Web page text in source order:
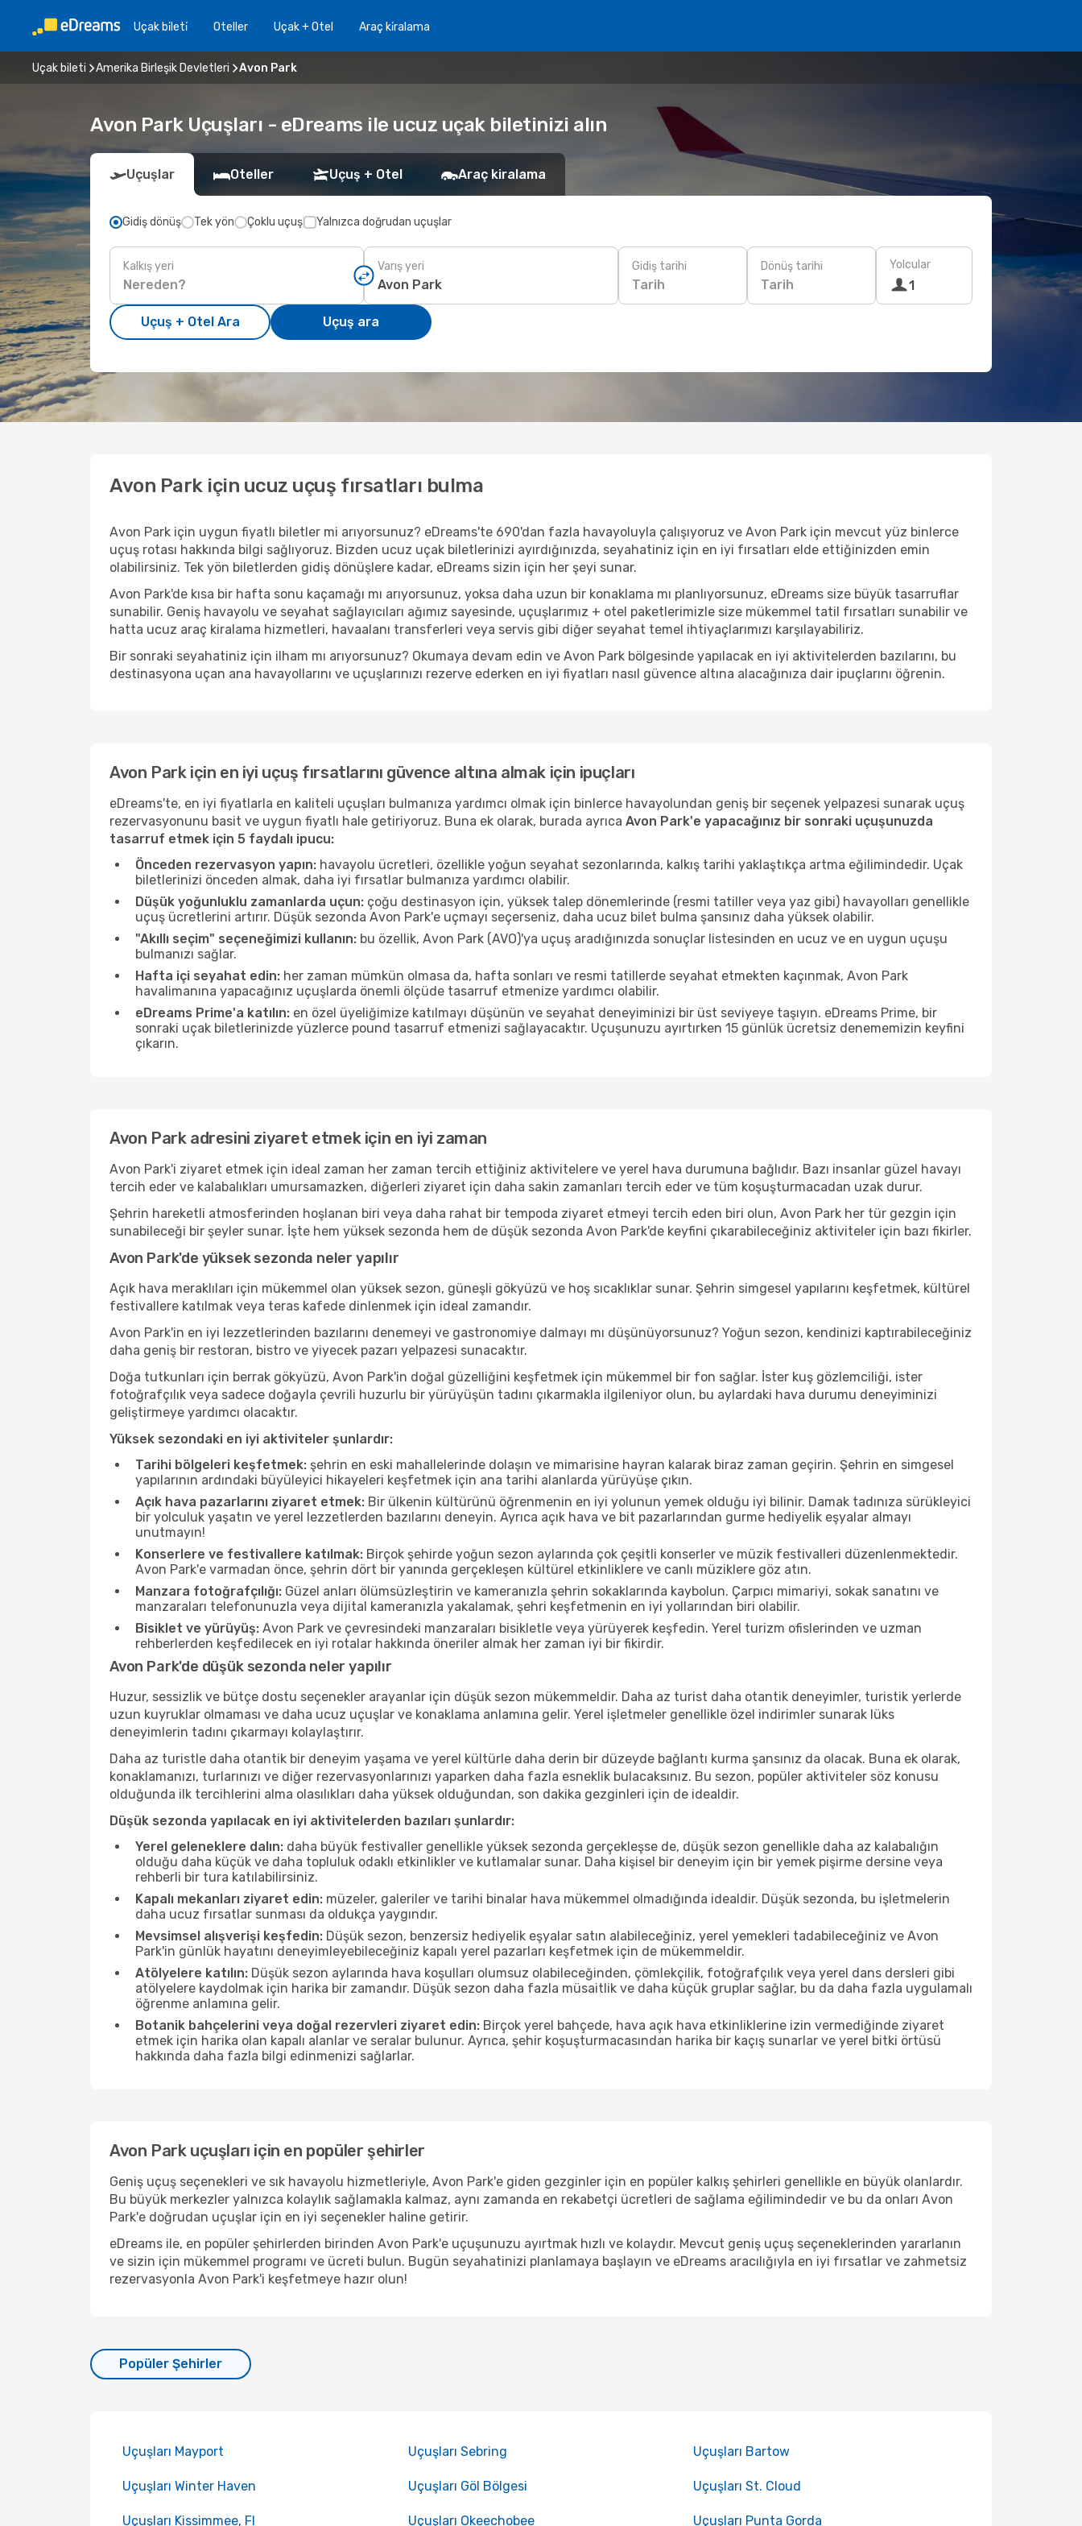
Uçak bi̇leti̇ Oteller Uçak + Otel Araç ki̇ralama
Uçak bileti Amerika Birleşik Devletleri Avon Park
Avon Park Uçuşları - eDreams ile ucuz uçak biletinizi alın
Uçuşlar Oteller Uçuş + Otel Araç kiralama
Gidiş dönüş Tek yön Çoklu uçuş Yalnızca doğrudan uçuşlar
Kalkış yeri Varış yeri Gidiş tarihi
Tarih
Dönüş tarihi
Tarih
Yolcular
1
Uçuş + Otel Ara Uçuş ara
Avon Park için ucuz uçuş fırsatları bulma
Avon Park için uygun fiyatlı biletler mi arıyorsunuz? eDreams'te 690'dan fazla havayoluyla çalışıyoruz ve Avon Park için mevcut yüz binlerce
uçuş rotası hakkında bilgi sağlıyoruz. Bizden ucuz uçak biletlerinizi ayırdığınızda, seyahatiniz için en iyi fırsatları elde ettiğinizden emin
olabilirsiniz. Tek yön biletlerden gidiş dönüşlere kadar, eDreams sizin için her şeyi sunar.
Avon Park'de kısa bir hafta sonu kaçamağı mı arıyorsunuz, yoksa daha uzun bir konaklama mı planlıyorsunuz, eDreams size büyük tasarruflar
sunabilir. Geniş havayolu ve seyahat sağlayıcıları ağımız sayesinde, uçuşlarımız + otel paketlerimizle size mükemmel tatil fırsatları sunabilir ve
hatta ucuz araç kiralama hizmetleri, havaalanı transferleri veya servis gibi diğer seyahat temel ihtiyaçlarımızı karşılayabiliriz.
Bir sonraki seyahatiniz için ilham mı arıyorsunuz? Okumaya devam edin ve Avon Park bölgesinde yapılacak en iyi aktivitelerden bazılarını, bu
destinasyona uçan ana havayollarını ve uçuşlarınızı rezerve ederken en iyi fiyatları nasıl güvence altına alacağınıza dair ipuçlarını öğrenin.
Avon Park için en iyi uçuş fırsatlarını güvence altına almak için ipuçları
eDreams'te, en iyi fiyatlarla en kaliteli uçuşları bulmanıza yardımcı olmak için binlerce havayolundan geniş bir seçenek yelpazesi sunarak uçuş
rezervasyonunu basit ve uygun fiyatlı hale getiriyoruz. Buna ek olarak, burada ayrıca Avon Park'e yapacağınız bir sonraki uçuşunuzda
tasarruf etmek için 5 faydalı ipucu:
Önceden rezervasyon yapın: havayolu ücretleri, özellikle yoğun seyahat sezonlarında, kalkış tarihi yaklaştıkça artma eğilimindedir. Uçak
biletlerinizi önceden almak, daha iyi fırsatlar bulmanıza yardımcı olabilir.
Düşük yoğunluklu zamanlarda uçun: çoğu destinasyon için, yüksek talep dönemlerinde (resmi tatiller veya yaz gibi) havayolları genellikle
uçuş ücretlerini artırır. Düşük sezonda Avon Park'e uçmayı seçerseniz, daha ucuz bilet bulma şansınız daha yüksek olabilir.
"Akıllı seçim" seçeneğimizi kullanın: bu özellik, Avon Park (AVO)'ya uçuş aradığınızda sonuçlar listesinden en ucuz ve en uygun uçuşu
bulmanızı sağlar.
Hafta içi seyahat edin: her zaman mümkün olmasa da, hafta sonları ve resmi tatillerde seyahat etmekten kaçınmak, Avon Park
havalimanına yapacağınız uçuşlarda önemli ölçüde tasarruf etmenize yardımcı olabilir.
eDreams Prime'a katılın: en özel üyeliğimize katılmayı düşünün ve seyahat deneyiminizi bir üst seviyeye taşıyın. eDreams Prime, bir
sonraki uçak biletlerinizde yüzlerce pound tasarruf etmenizi sağlayacaktır. Uçuşunuzu ayırtırken 15 günlük ücretsiz denememizin keyfini
çıkarın.
Avon Park adresini ziyaret etmek için en iyi zaman
Avon Park'i ziyaret etmek için ideal zaman her zaman tercih ettiğiniz aktivitelere ve yerel hava durumuna bağlıdır. Bazı insanlar güzel havayı
tercih eder ve kalabalıkları umursamazken, diğerleri ziyaret için daha sakin zamanları tercih eder ve tüm koşuşturmacadan uzak durur.
Şehrin hareketli atmosferinden hoşlanan biri veya daha rahat bir tempoda ziyaret etmeyi tercih eden biri olun, Avon Park her tür gezgin için
sunabileceği bir şeyler sunar. İşte hem yüksek sezonda hem de düşük sezonda Avon Park'de keyfini çıkarabileceğiniz aktiviteler için bazı fikirler.
Avon Park'de yüksek sezonda neler yapılır
Açık hava meraklıları için mükemmel olan yüksek sezon, güneşli gökyüzü ve hoş sıcaklıklar sunar. Şehrin simgesel yapılarını keşfetmek, kültürel
festivallere katılmak veya teras kafede dinlenmek için ideal zamandır.
Avon Park'in en iyi lezzetlerinden bazılarını denemeyi ve gastronomiye dalmayı mı düşünüyorsunuz? Yoğun sezon, kendinizi kaptırabileceğiniz
daha geniş bir restoran, bistro ve yiyecek pazarı yelpazesi sunacaktır.
Doğa tutkunları için berrak gökyüzü, Avon Park'in doğal güzelliğini keşfetmek için mükemmel bir fon sağlar. İster kuş gözlemciliği, ister
fotoğrafçılık veya sadece doğayla çevrili huzurlu bir yürüyüşün tadını çıkarmakla ilgileniyor olun, bu aylardaki hava durumu deneyiminizi
geliştirmeye yardımcı olacaktır.
Yüksek sezondaki en iyi aktiviteler şunlardır:
Tarihi bölgeleri keşfetmek: şehrin en eski mahallelerinde dolaşın ve mimarisine hayran kalarak biraz zaman geçirin. Şehrin en simgesel
yapılarının ardındaki büyüleyici hikayeleri keşfetmek için ana tarihi alanlarda yürüyüşe çıkın.
Açık hava pazarlarını ziyaret etmek: Bir ülkenin kültürünü öğrenmenin en iyi yolunun yemek olduğu iyi bilinir. Damak tadınıza sürükleyici
bir yolculuk yaşatın ve yerel lezzetlerden bazılarını deneyin. Ayrıca açık hava ve bit pazarlarından gurme hediyelik eşyalar almayı
unutmayın!
Konserlere ve festivallere katılmak: Birçok şehirde yoğun sezon aylarında çok çeşitli konserler ve müzik festivalleri düzenlenmektedir.
Avon Park'e varmadan önce, şehrin dört bir yanında gerçekleşen kültürel etkinliklere ve canlı müziklere göz atın.
Manzara fotoğrafçılığı: Güzel anları ölümsüzleştirin ve kameranızla şehrin sokaklarında kaybolun. Çarpıcı mimariyi, sokak sanatını ve
manzaraları telefonunuzla veya dijital kameranızla yakalamak, şehri keşfetmenin en iyi yollarından biri olabilir.
Bisiklet ve yürüyüş: Avon Park ve çevresindeki manzaraları bisikletle veya yürüyerek keşfedin. Yerel turizm ofislerinden ve uzman
rehberlerden keşfedilecek en iyi rotalar hakkında öneriler almak her zaman iyi bir fikirdir.
Avon Park'de düşük sezonda neler yapılır
Huzur, sessizlik ve bütçe dostu seçenekler arayanlar için düşük sezon mükemmeldir. Daha az turist daha otantik deneyimler, turistik yerlerde
uzun kuyruklar olmaması ve daha ucuz uçuşlar ve konaklama anlamına gelir. Yerel işletmeler genellikle özel indirimler sunarak lüks
deneyimlerin tadını çıkarmayı kolaylaştırır.
Daha az turistle daha otantik bir deneyim yaşama ve yerel kültürle daha derin bir düzeyde bağlantı kurma şansınız da olacak. Buna ek olarak,
konaklamanızı, turlarınızı ve diğer rezervasyonlarınızı yaparken daha fazla esneklik bulacaksınız. Bu sezon, popüler aktiviteler söz konusu
olduğunda ilk tercihlerini alma olasılıkları daha yüksek olduğundan, son dakika gezginleri için de idealdir.
Düşük sezonda yapılacak en iyi aktivitelerden bazıları şunlardır:
Yerel geleneklere dalın: daha büyük festivaller genellikle yüksek sezonda gerçekleşse de, düşük sezon genellikle daha az kalabalığın
olduğu daha küçük ve daha topluluk odaklı etkinlikler ve kutlamalar sunar. Daha kişisel bir deneyim için bir yemek pişirme dersine veya
rehberli bir tura katılabilirsiniz.
Kapalı mekanları ziyaret edin: müzeler, galeriler ve tarihi binalar hava mükemmel olmadığında idealdir. Düşük sezonda, bu işletmelerin
daha ucuz fırsatlar sunması da oldukça yaygındır.
Mevsimsel alışverişi keşfedin: Düşük sezon, benzersiz hediyelik eşyalar satın alabileceğiniz, yerel yemekleri tadabileceğiniz ve Avon
Park'in günlük hayatını deneyimleyebileceğiniz kapalı yerel pazarları keşfetmek için de mükemmeldir.
Atölyelere katılın: Düşük sezon aylarında hava koşulları olumsuz olabileceğinden, çömlekçilik, fotoğrafçılık veya yerel dans dersleri gibi
atölyelere kaydolmak için harika bir zamandır. Düşük sezon daha fazla müsaitlik ve daha küçük gruplar sağlar, bu da daha fazla uygulamalı
öğrenme anlamına gelir.
Botanik bahçelerini veya doğal rezervleri ziyaret edin: Birçok yerel bahçede, hava açık hava etkinliklerine izin vermediğinde ziyaret
etmek için harika olan kapalı alanlar ve seralar bulunur. Ayrıca, şehir koşuşturmacasından harika bir kaçış sunarlar ve yerel bitki örtüsü
hakkında daha fazla bilgi edinmenizi sağlarlar.
Avon Park uçuşları için en popüler şehirler
Geniş uçuş seçenekleri ve sık havayolu hizmetleriyle, Avon Park'e giden gezginler için en popüler kalkış şehirleri genellikle en büyük olanlardır.
Bu büyük merkezler yalnızca kolaylık sağlamakla kalmaz, aynı zamanda en rekabetçi ücretleri de sağlama eğilimindedir ve bu da onları Avon
Park'e doğrudan uçuşlar için en iyi seçenekler haline getirir.
eDreams ile, en popüler şehirlerden birinden Avon Park'e uçuşunuzu ayırtmak hızlı ve kolaydır. Mevcut geniş uçuş seçeneklerinden yararlanın
ve sizin için mükemmel programı ve ücreti bulun. Bugün seyahatinizi planlamaya başlayın ve eDreams aracılığıyla en iyi fırsatlar ve zahmetsiz
rezervasyonla Avon Park'i keşfetmeye hazır olun!
Popüler Şehirler
Uçuşları Mayport Uçuşları Sebring Uçuşları Bartow
Uçuşları Winter Haven Uçuşları Göl Bölgesi Uçuşları St. Cloud
Uçuşları Kissimmee, Fl Uçuşları Okeechobee Uçuşları Punta Gorda